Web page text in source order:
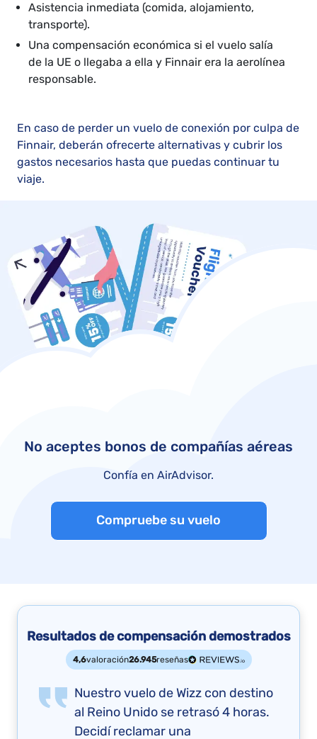
Asistencia inmediata (comida, alojamiento,
transporte).
Una compensación económica si el vuelo salía
de la UE o llegaba a ella y Finnair era la aerolínea
responsable.
En caso de perder un vuelo de conexión por culpa de
Finnair, deberán ofrecerte alternativas y cubrir los
gastos necesarios hasta que puedas continuar tu
viaje.
No aceptes bonos de compañías aéreas
Confía en AirAdvisor.
Compruebe su vuelo
Resultados de compensación demostrados
4,6valoración26.945reseñas
Nuestro vuelo de Wizz con destino
al Reino Unido se retrasó 4 horas.
Decidí reclamar una